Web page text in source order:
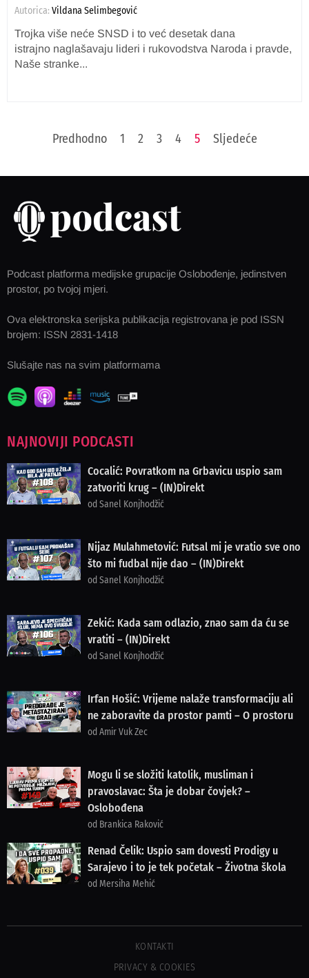
Autorica: Vildana Selimbegović
Trojka više neće SNSD i to već desetak dana
istrajno naglašavaju lideri i rukovodstva Naroda i pravde,
Naše stranke...
Predhodno 1 2 3 4 5 Sljedeće
Podcast platforma medijske grupacije Oslobođenje, jedinstven
prostor, po tvojoj mjeri.
Ova elektronska serijska publikacija registrovana je pod ISSN
brojem: ISSN 2831-1418
Slušajte nas na svim platformama
NAJNOVIJI PODCASTI
Cocalić: Povratkom na Grbavicu uspio sam
zatvoriti krug – (IN)Direkt
od Sanel Konjhodžić
Nijaz Mulahmetović: Futsal mi je vratio sve ono
što mi fudbal nije dao – (IN)Direkt
od Sanel Konjhodžić
Zekić: Kada sam odlazio, znao sam da ću se
vratiti – (IN)Direkt
od Sanel Konjhodžić
Irfan Hošić: Vrijeme nalaže transformaciju ali
ne zaboravite da prostor pamti – O prostoru
od Amir Vuk Zec
Mogu li se složiti katolik, musliman i
pravoslavac: Šta je dobar čovjek? –
Oslobođena
od Brankica Raković
Renad Čelik: Uspio sam dovesti Prodigy u
Sarajevo i to je tek početak – Životna škola
od Mersiha Mehić
KONTAKTI
PRIVACY & COOKIES